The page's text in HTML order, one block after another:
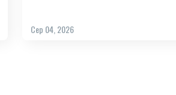
Сер 04, 2026